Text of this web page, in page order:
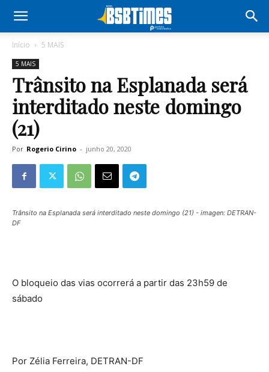
Início 5 MAIS
5 MAIS
Trânsito na Esplanada será
interditado neste domingo
(21)
Por Rogerio Cirino - junho 20, 2020
Trânsito na Esplanada será interditado neste domingo (21) - imagen: DETRAN-
DF
O bloqueio das vias ocorrerá a partir das 23h59 de
sábado
Por Zélia Ferreira, DETRAN-DF